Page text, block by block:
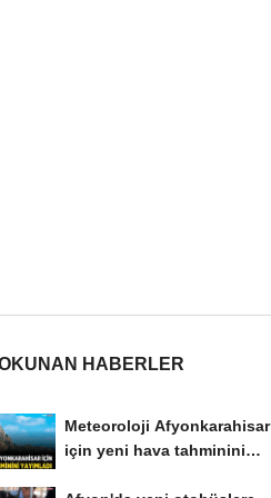
HABERLER
Meteoroloji Afyonkarahisar
için yeni hava tahminini